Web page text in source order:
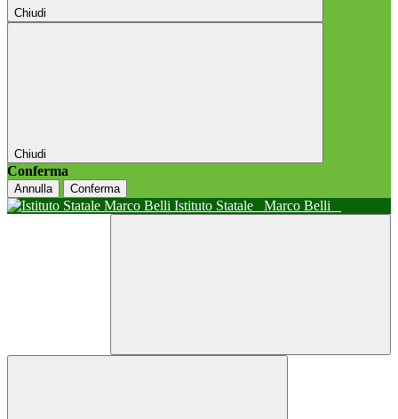
Chiudi
Chiudi
Conferma
Annulla Conferma
Istituto Statale Marco Belli